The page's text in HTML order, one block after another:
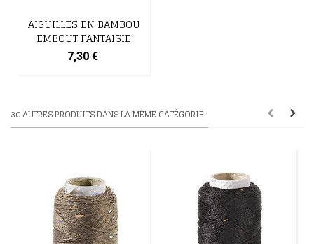
AIGUILLES EN BAMBOU
EMBOUT FANTAISIE
7,30 €
30 AUTRES PRODUITS DANS LA MÊME CATÉGORIE :